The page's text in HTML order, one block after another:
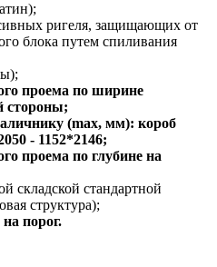
ригеля, защищающих от
блока путем спиливания
проема по ширине
стороны;
(max, мм): короб
- 1152*2146;
проема по глубине на
складской стандартной
структура);
порог.